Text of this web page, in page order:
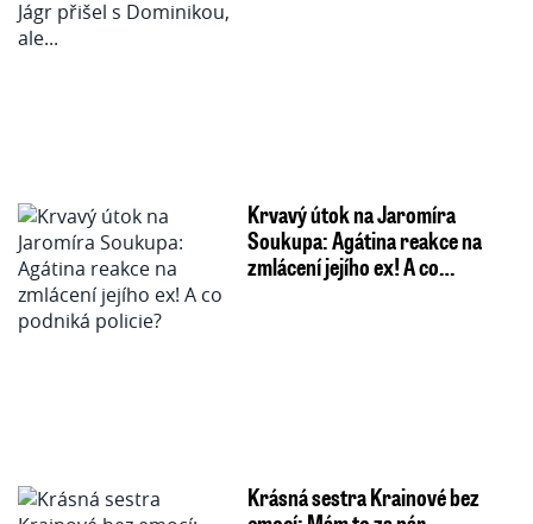
Krvavý útok na Jaromíra
Soukupa: Agátina reakce na
zmlácení jejího ex! A co…
Krásná sestra Krainové bez